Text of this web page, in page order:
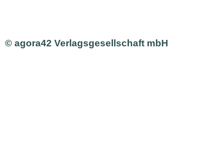
© agora42 Verlagsgesellschaft mbH